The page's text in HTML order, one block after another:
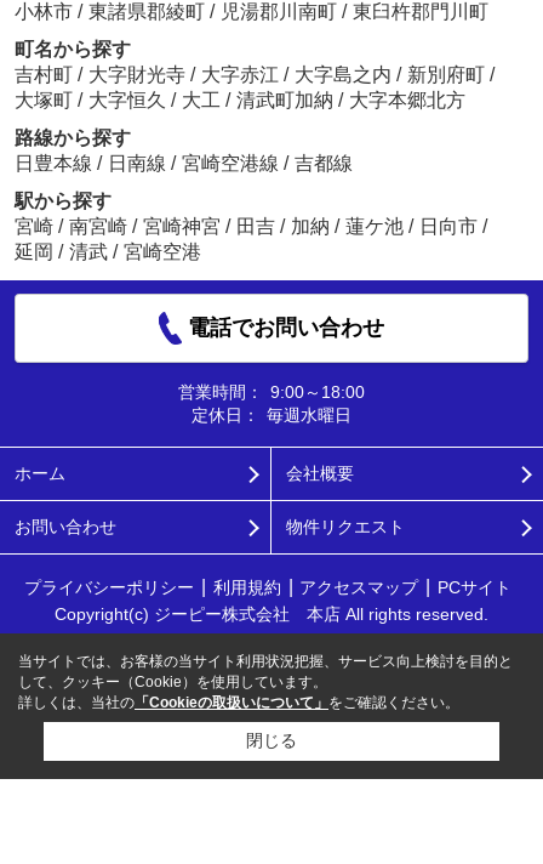
小林市 / 東諸県郡綾町 / 児湯郡川南町 / 東臼杵郡門川町
町名から探す
吉村町 / 大字財光寺 / 大字赤江 / 大字島之内 / 新別府町 /
大塚町 / 大字恒久 / 大工 / 清武町加納 / 大字本郷北方
路線から探す
日豊本線 / 日南線 / 宮崎空港線 / 吉都線
駅から探す
宮崎 / 南宮崎 / 宮崎神宮 / 田吉 / 加納 / 蓮ケ池 / 日向市 /
延岡 / 清武 / 宮崎空港
電話でお問い合わせ
営業時間：
9:00～18:00
定休日：
毎週水曜日
ホーム 会社概要
お問い合わせ 物件リクエスト
プライバシーポリシー 利用規約 アクセスマップ
PCサイト
Copyright(c) ジーピー株式会社 本店 All rights reserved.
当サイトでは、お客様の当サイト利用状況把握、サービス向上検討を目的と
して、クッキー（Cookie）を使用しています。
詳しくは、当社の 「Cookieの取扱いについて」 をご確認ください。
閉じる